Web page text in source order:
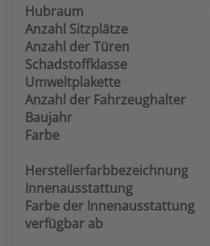
Hubraum
Anzahl Sitzplätze
Anzahl der Türen
Schadstoffklasse
Umweltplakette
Anzahl der Fahrzeughalter
Baujahr
Farbe
Herstellerfarbbezeichnung
Innenausstattung
Farbe der Innenausstattung
verfügbar ab